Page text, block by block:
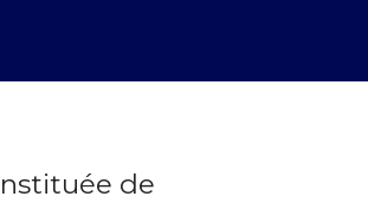
de